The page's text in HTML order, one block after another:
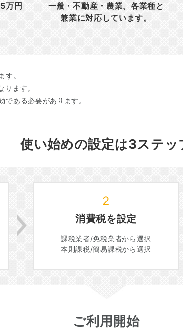
万円
一般・不動産・農業、各業種と
兼業に対応しています。
す。
ます。
ある必要があります。
使い始めの設定は3ステッ
2
消費税を設定
課税業者/免税業者から選択
本則課税/簡易課税から選択
ご利用開始